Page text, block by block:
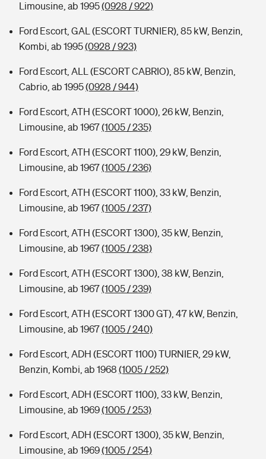
Limousine, ab 1995(0928 / 922)
Ford Escort, GAL (ESCORT TURNIER), 85 kW, Benzin,
Kombi, ab 1995(0928 / 923)
Ford Escort, ALL (ESCORT CABRIO), 85 kW, Benzin,
Cabrio, ab 1995(0928 / 944)
Ford Escort, ATH (ESCORT 1000), 26 kW, Benzin,
Limousine, ab 1967(1005 / 235)
Ford Escort, ATH (ESCORT 1100), 29 kW, Benzin,
Limousine, ab 1967(1005 / 236)
Ford Escort, ATH (ESCORT 1100), 33 kW, Benzin,
Limousine, ab 1967(1005 / 237)
Ford Escort, ATH (ESCORT 1300), 35 kW, Benzin,
Limousine, ab 1967(1005 / 238)
Ford Escort, ATH (ESCORT 1300), 38 kW, Benzin,
Limousine, ab 1967(1005 / 239)
Ford Escort, ATH (ESCORT 1300 GT), 47 kW, Benzin,
Limousine, ab 1967(1005 / 240)
Ford Escort, ADH (ESCORT 1100) TURNIER, 29 kW,
Benzin, Kombi, ab 1968 (1005 / 252)
Ford Escort, ADH (ESCORT 1100), 33 kW, Benzin,
Limousine, ab 1969(1005 / 253)
Ford Escort, ADH (ESCORT 1300), 35 kW, Benzin,
Limousine, ab 1969(1005 / 254)